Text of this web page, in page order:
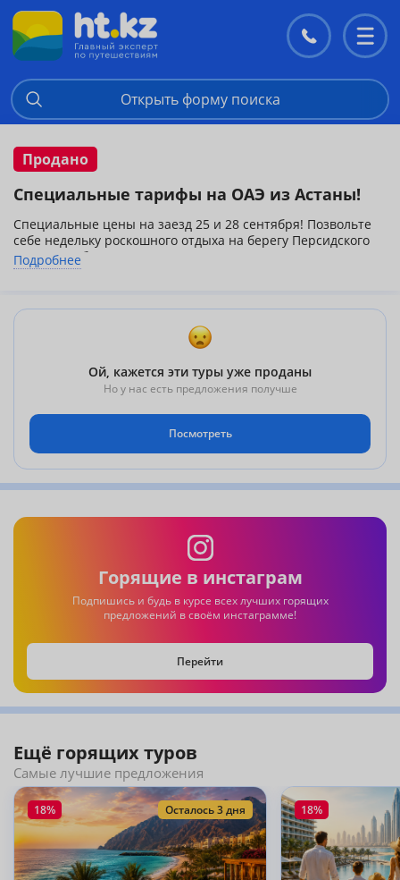
Контакты
меню
Открыть форму поиска
Продано
Специальные тарифы на ОАЭ из Астаны!
Специальные цены на заезд 25 и 28 сентября! Позвольте
себе недельку роскошного отдыха на берегу Персидского
залива, на белоснежных мягких пляжах под теплым
солнышком Эмират! Приятным бонусом будет сезон
***Прямой перелет Астана-Шарджа-Астана
авиакомпанией Air Arabia
Дополнительно оплачивается виза 70 долларов
Подробнее
Ой, кажется эти туры уже проданы
Но у нас есть предложения получше
Посмотреть
Горящие в инстаграм
Подпишись и будь в курсе всех лучших горящих
предложений в своём инстаграмме!
Перейти
Ещё горящих туров
Самые лучшие предложения
18% Осталось 3 дня 18%